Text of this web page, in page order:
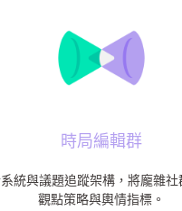
時局編輯群
統與議題追蹤架構，將龐雜社
觀點策略與輿情指標。